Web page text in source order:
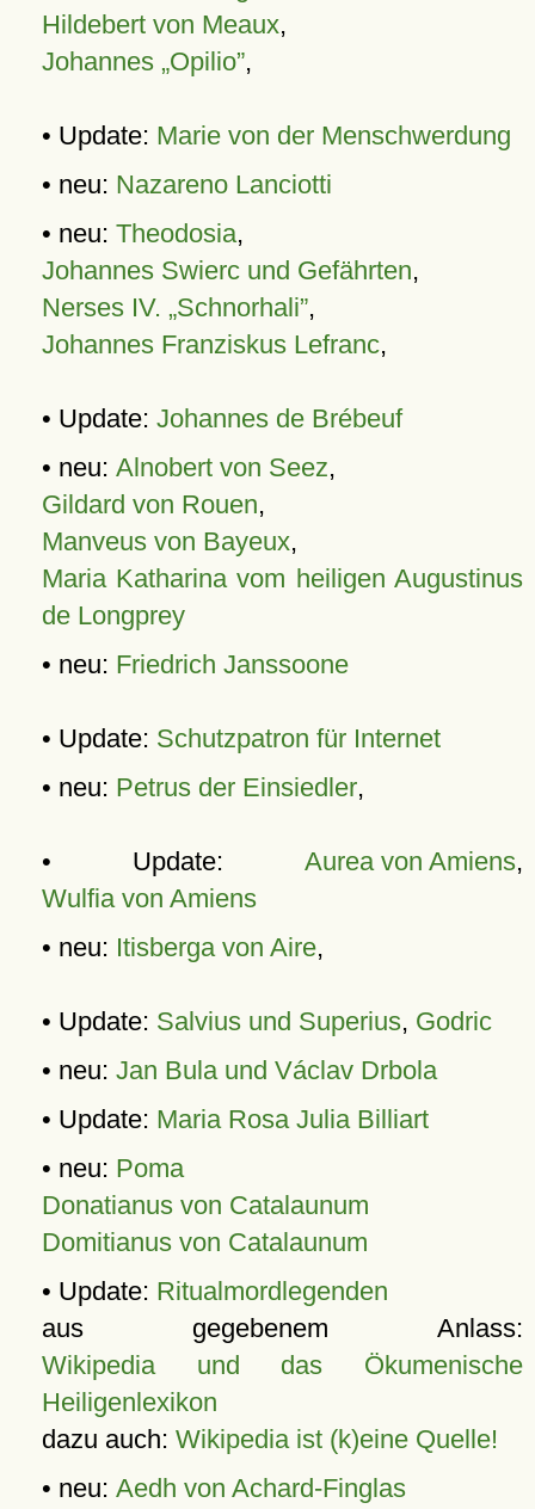
Hildebert von Meaux,
Johannes „Opilio”,
• Update: Marie von der Menschwerdung
• neu: Nazareno Lanciotti
• neu: Theodosia,
Johannes Swierc und Gefährten,
Nerses IV. „Schnorhali”,
Johannes Franziskus Lefranc,
• Update: Johannes de Brébeuf
• neu: Alnobert von Seez,
Gildard von Rouen,
Manveus von Bayeux,
Maria Katharina vom heiligen Augustinus
de Longprey
• neu: Friedrich Janssoone
• Update: Schutzpatron für Internet
• neu: Petrus der Einsiedler,
• Update: Aurea von Amiens,
Wulfia von Amiens
• neu: Itisberga von Aire,
• Update: Salvius und Superius, Godric
• neu: Jan Bula und Václav Drbola
• Update: Maria Rosa Julia Billiart
• neu: Poma
Donatianus von Catalaunum
Domitianus von Catalaunum
• Update: Ritualmordlegenden
aus gegebenem Anlass:
Wikipedia und das Ökumenische
Heiligenlexikon
dazu auch: Wikipedia ist (k)eine Quelle!
• neu: Aedh von Achard-Finglas